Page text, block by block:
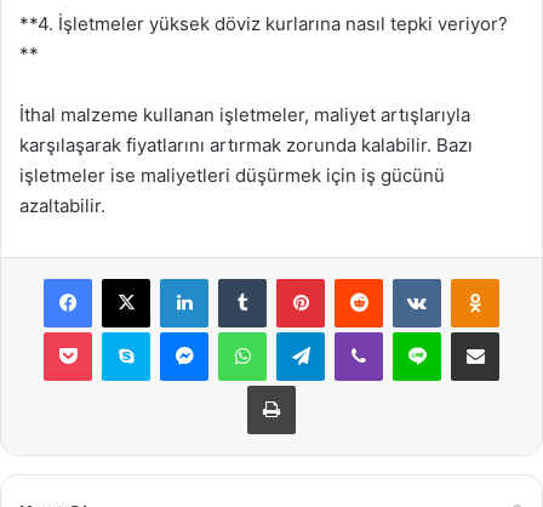
**4. İşletmeler yüksek döviz kurlarına nasıl tepki veriyor?
**
İthal malzeme kullanan işletmeler, maliyet artışlarıyla
karşılaşarak fiyatlarını artırmak zorunda kalabilir. Bazı
işletmeler ise maliyetleri düşürmek için iş gücünü
azaltabilir.
Facebook
X LinkedInTumblr PinterestReddit VKontakte
Pocket Skype MessengerWhatsAppTelegramViber Line E-Posta ile
Yazdır